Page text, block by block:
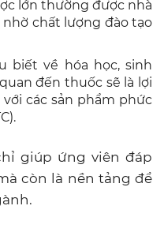
lớn thường được nhà
chất lượng đào tạo
biết về hóa học, sinh
đến thuốc sẽ là lợi
các sản phẩm phức
giúp ứng viên đáp
còn là nền tảng để